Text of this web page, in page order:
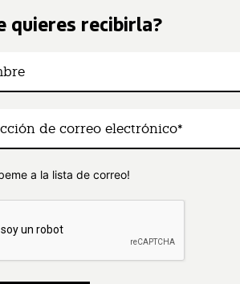
quieres recibirla?
a la lista de correo!